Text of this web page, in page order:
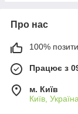
Про нас
100%
Працює з
м. Київ
Київ, Україна